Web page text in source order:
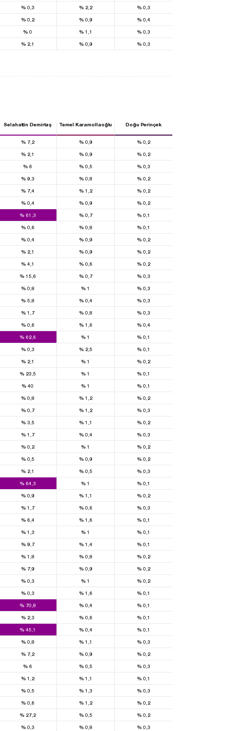
%0,3 %2,2 % 0,3
%0,2 %0,9 % 0,4
% 0 %1,1 % 0,3
%2,1 %0,9 % 0,3
Selahattin Demirtaş Temel Karamollaoğlu Doğu Perinçek
%7,2 %0,9 % 0,2
%2,1 %0,9 % 0,2
% 6 %0,5 % 0,3
%9,3 %0,8 % 0,2
%7,4 %1,2 % 0,2
%0,4 %0,9 % 0,2
%61,3 %0,7 % 0,1
%0,6 %0,8 % 0,1
%0,4 %0,9 % 0,2
%2,1 %0,9 % 0,2
%4,1 %0,6 % 0,2
%15,6 %0,7 % 0,3
%0,8 % 1 % 0,3
%5,8 %0,4 % 0,3
%1,7 %0,8 % 0,3
%0,6 %1,6 % 0,4
%62,6 % 1 % 0,1
%0,3 %2,5 % 0,1
%2,1 % 1 % 0,2
%23,5 % 1 % 0,1
% 40 % 1 % 0,1
%0,8 %1,2 % 0,2
%0,7 %1,2 % 0,3
%3,5 %1,1 % 0,2
%1,7 %0,4 % 0,3
%0,2 % 1 % 0,2
%0,5 %0,9 % 0,2
%2,1 %0,5 % 0,3
%64,3 % 1 % 0,1
%0,9 %1,1 % 0,2
%1,7 %0,6 % 0,3
%6,4 %1,6 % 0,1
%1,3 % 1 % 0,1
%9,7 %1,4 % 0,1
%1,8 %0,8 % 0,2
%7,9 %0,9 % 0,2
%0,3 % 1 % 0,2
%0,3 %1,6 % 0,1
%70,8 %0,4 % 0,1
%2,3 %0,6 % 0,1
%45,1 %0,4 % 0,1
%0,8 %1,1 % 0,3
%7,2 %0,9 % 0,2
% 6 %0,5 % 0,3
%1,2 %1,1 % 0,1
%0,5 %1,3 % 0,3
%0,6 %1,2 % 0,2
%27,2 %0,5 % 0,2
%0,3 %0,8 % 0,3